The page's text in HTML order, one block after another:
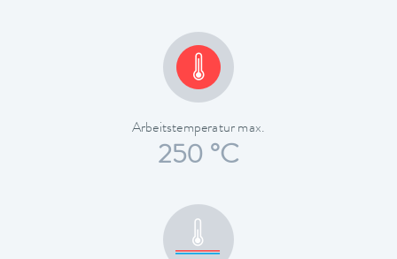
Arbeitstemperatur max.
250 °C